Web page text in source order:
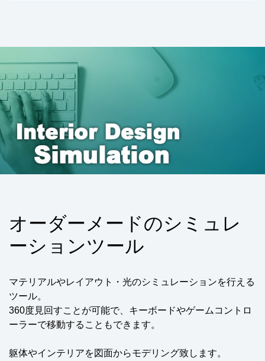
オーダーメードのシミュレ
ーションツール
マテリアルやレイアウト・光のシミュレーションを行える
ツール。
360度見回すことが可能で、キーボードやゲームコントロ
ーラーで移動することもできます。
躯体やインテリアを図面からモデリング致します。